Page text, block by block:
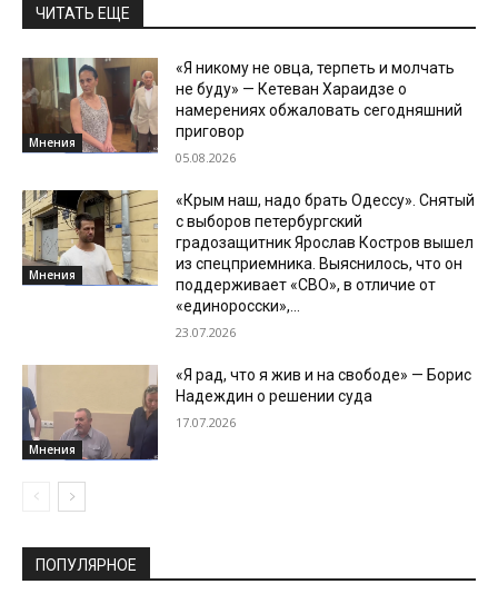
ЧИТАТЬ ЕЩЕ
Мнения
«Я никому не овца, терпеть и молчать
не буду» — Кетеван Хараидзе о
намерениях обжаловать сегодняшний
приговор
05.08.2026
Мнения
«Крым наш, надо брать Одессу». Снятый
с выборов петербургский
градозащитник Ярослав Костров вышел
из спецприемника. Выяснилось, что он
поддерживает «СВО», в отличие от
«единоросски»,...
23.07.2026
Мнения
«Я рад, что я жив и на свободе» — Борис
Надеждин о решении суда
17.07.2026
ПОПУЛЯРНОЕ